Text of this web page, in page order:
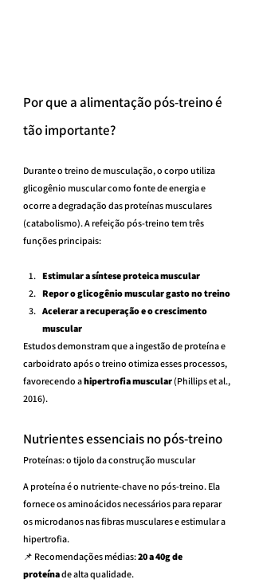
Por que a alimentação pós-treino é
tão importante?
Durante o treino de musculação, o corpo utiliza
glicogênio muscular como fonte de energia e
ocorre a degradação das proteínas musculares
(catabolismo). A refeição pós-treino tem três
funções principais:
Estimular a síntese proteica muscular
Repor o glicogênio muscular gasto no treino
Acelerar a recuperação e o crescimento
muscular
Estudos demonstram que a ingestão de proteína e
carboidrato após o treino otimiza esses processos,
favorecendo a hipertrofia muscular (Phillips et al.,
2016).
Nutrientes essenciais no pós-treino
Proteínas: o tijolo da construção muscular
A proteína é o nutriente-chave no pós-treino. Ela
fornece os aminoácidos necessários para reparar
os microdanos nas fibras musculares e estimular a
hipertrofia.
📌 Recomendações médias: 20 a 40g de
proteína de alta qualidade.